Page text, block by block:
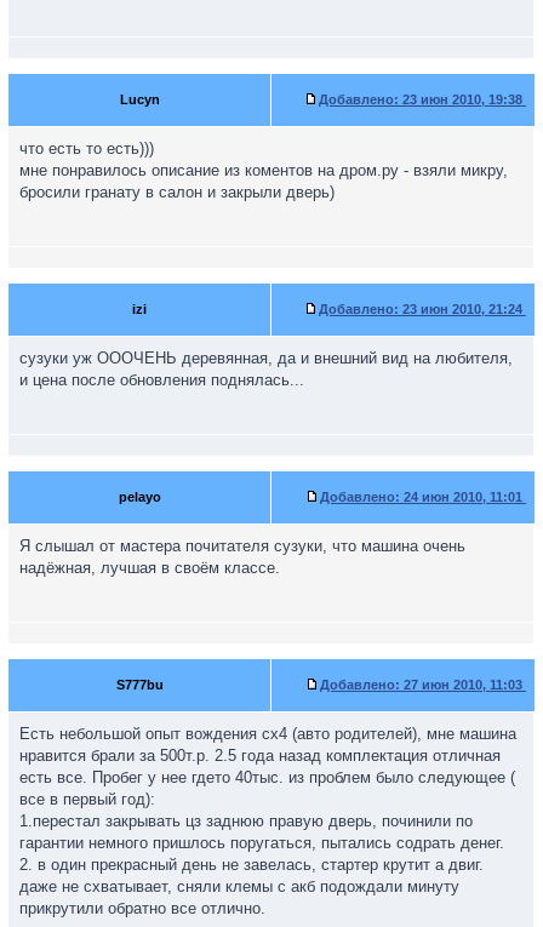
Lucyn Добавлено: 23 июн 2010, 19:38
что есть то есть)))
мне понравилось описание из коментов на дром.ру - взяли микру,
бросили гранату в салон и закрыли дверь)
izi Добавлено: 23 июн 2010, 21:24
сузуки уж ОООЧЕНЬ деревянная, да и внешний вид на любителя,
и цена после обновления поднялась...
pelayo Добавлено: 24 июн 2010, 11:01
Я слышал от мастера почитателя сузуки, что машина очень
надёжная, лучшая в своём классе.
S777bu Добавлено: 27 июн 2010, 11:03
Есть небольшой опыт вождения сх4 (авто родителей), мне машина
нравится брали за 500т.р. 2.5 года назад комплектация отличная
есть все. Пробег у нее гдето 40тыс. из проблем было следующее (
все в первый год):
1.перестал закрывать цз заднюю правую дверь, починили по
гарантии немного пришлось поругаться, пытались содрать денег.
2. в один прекрасный день не завелась, стартер крутит а двиг.
даже не схватывает, сняли клемы с акб подождали минуту
прикрутили обратно все отлично.